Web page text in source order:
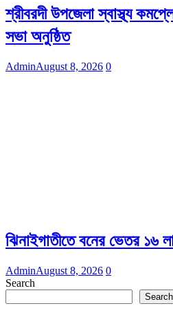
শ্রীবরদী উপজেলা স্বাস্থ্য
সভা অনুষ্ঠিত
AdminAugust 8, 2026 0
ঝিনাইগাতীতে বনের ভেতর ১৬
AdminAugust 8, 2026 0
Search
Search